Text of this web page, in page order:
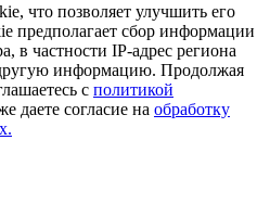
что позволяет улучшить его
предполагает сбор информации
в частности IP-адрес региона
информацию. Продолжая
с политикой
даете согласие на обработку